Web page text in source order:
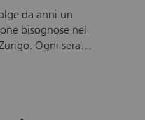
da anni un
bisognose nel
Ogni sera